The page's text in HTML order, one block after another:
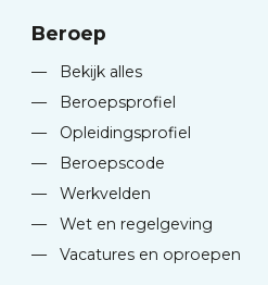
Beroep
—
Bekijk alles
—
Beroepsprofiel
—
Opleidingsprofiel
—
Beroepscode
—
Werkvelden
—
Wet en regelgeving
—
Vacatures en oproepen